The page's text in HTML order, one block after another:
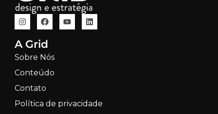
A Grid
Sobre Nós
Conteúdo
Contato
Política de privacidade